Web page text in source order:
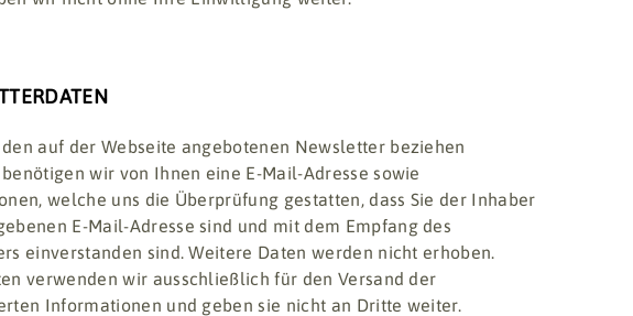
den auf der Webseite angebotenen Newsletter beziehen
wir von Ihnen eine E-Mail-Adresse sowie
welche uns die Überprüfung gestatten, dass Sie der Inhaber
E-Mail-Adresse sind und mit dem Empfang des
einverstanden sind. Weitere Daten werden nicht erhoben.
verwenden wir ausschließlich für den Versand der
Informationen und geben sie nicht an Dritte weiter.